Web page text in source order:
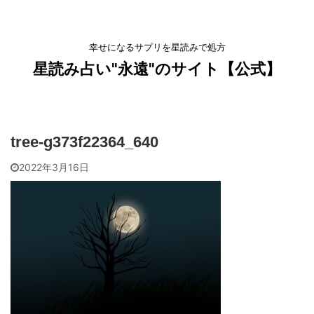
幸せになるサプリを星読みで処方
星読み占い"永遠"のサイト【公式】
tree-g373f22364_640
2022年3月16日